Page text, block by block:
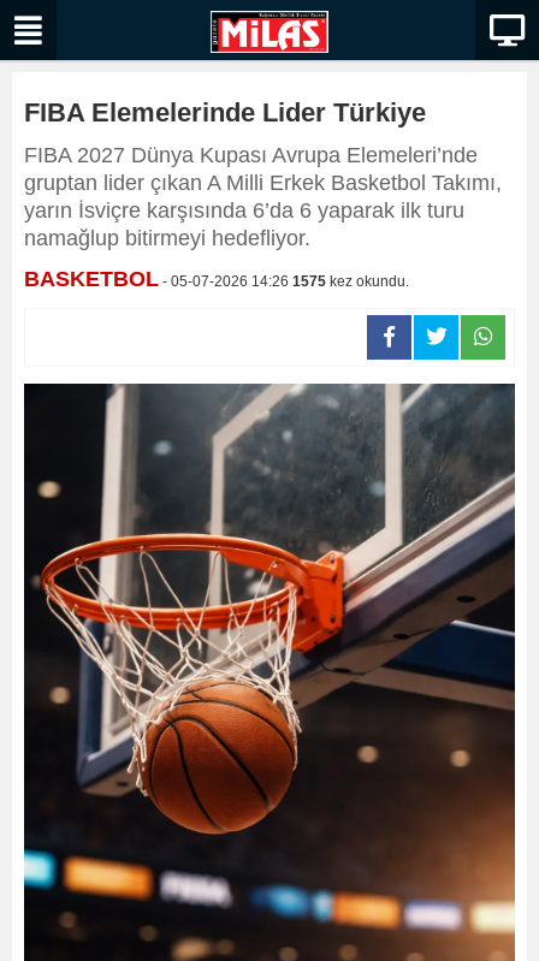
FIBA Elemelerinde Lider Türkiye
FIBA 2027 Dünya Kupası Avrupa Elemeleri’nde
gruptan lider çıkan A Milli Erkek Basketbol Takımı,
yarın İsviçre karşısında 6’da 6 yaparak ilk turu
namağlup bitirmeyi hedefliyor.
BASKETBOL - 05-07-2026 14:26 1575 kez okundu.